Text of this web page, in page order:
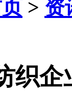
> 资
织企